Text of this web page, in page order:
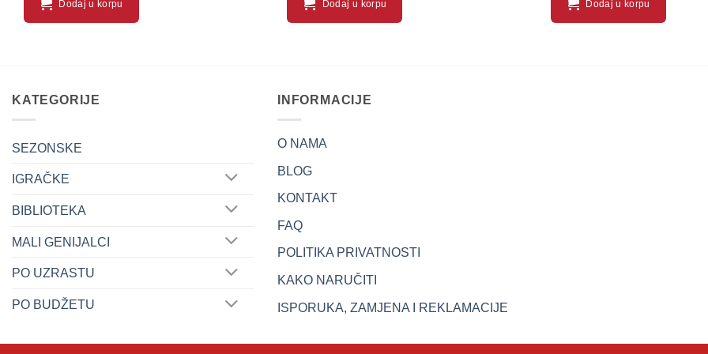
Dodaj u korpu Dodaj u korpu Dodaj u korpu
KATEGORIJE
SEZONSKE
IGRAČKE
BIBLIOTEKA
MALI GENIJALCI
PO UZRASTU
PO BUDŽETU
INFORMACIJE
O NAMA
BLOG
KONTAKT
FAQ
POLITIKA PRIVATNOSTI
KAKO NARUČITI
ISPORUKA, ZAMJENA I REKLAMACIJE